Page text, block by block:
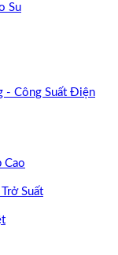
Su
- Công Suất Điện
Cao
Suất